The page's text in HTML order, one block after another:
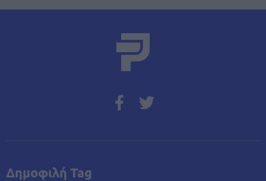
Δημοφιλή Tag